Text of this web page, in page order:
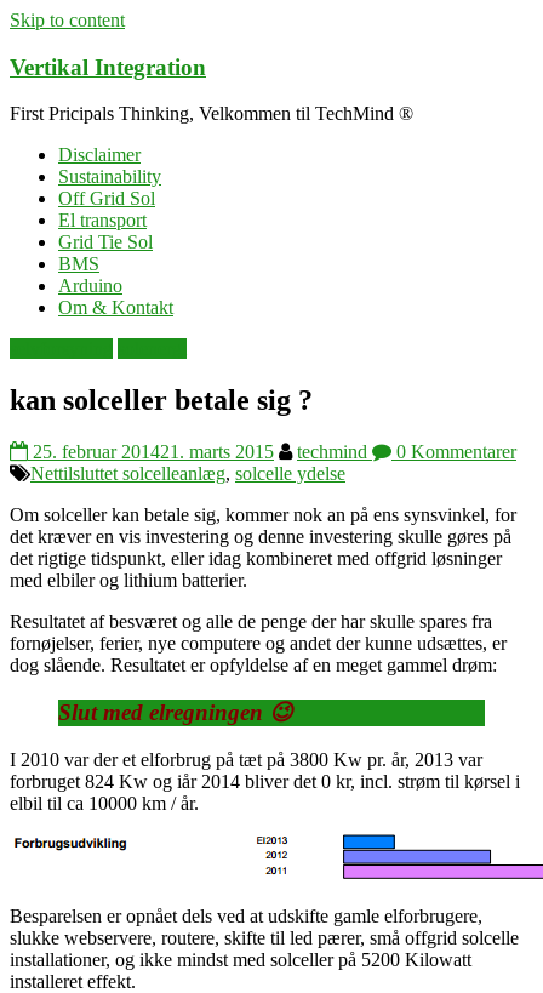
Skip to content
Vertikal Integration
First Pricipals Thinking, Velkommen til TechMind ®
Disclaimer
Sustainability
Off Grid Sol
El transport
Grid Tie Sol
BMS
Arduino
Om & Kontakt
kan solceller betale sig ?
25. februar 201421. marts 2015 techmind
0 Kommentarer
Nettilsluttet solcelleanlæg, solcelle ydelse
Om solceller kan betale sig, kommer nok an på ens synsvinkel, for
det kræver en vis investering og denne investering skulle gøres på
det rigtige tidspunkt, eller idag kombineret med offgrid løsninger
med elbiler og lithium batterier.
Resultatet af besværet og alle de penge der har skulle spares fra
fornøjelser, ferier, nye computere og andet der kunne udsættes, er
dog slående. Resultatet er opfyldelse af en meget gammel drøm:
Slut med elregningen 😉
I 2010 var der et elforbrug på tæt på 3800 Kw pr. år, 2013 var
forbruget 824 Kw og iår 2014 bliver det 0 kr, incl. strøm til kørsel i
elbil til ca 10000 km / år.
Besparelsen er opnået dels ved at udskifte gamle elforbrugere,
slukke webservere, routere, skifte til led pærer, små offgrid solcelle
installationer, og ikke mindst med solceller på 5200 Kilowatt
installeret effekt.